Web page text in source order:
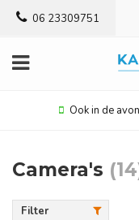
06 23309751
Ook in de
Camera's
Filter